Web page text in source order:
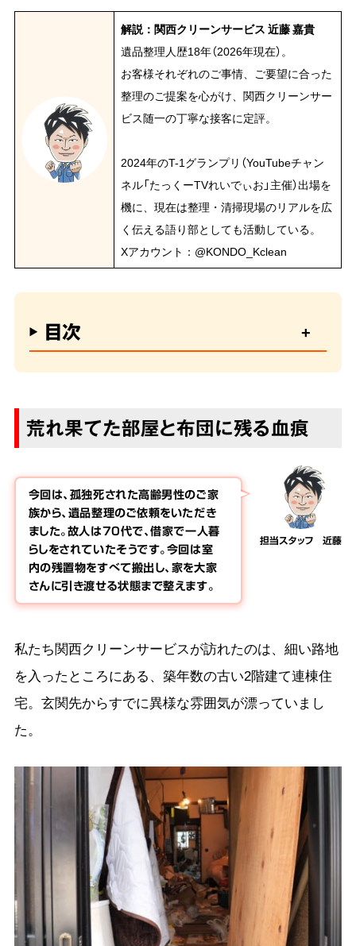
解説：関西クリーンサービス 近藤 嘉貴
遺品整理人歴18年（2026年現在）。
お客様それぞれのご事情、ご要望に合った
整理のご提案を心がけ、関西クリーンサー
ビス随一の丁寧な接客に定評。
2024年のT-1グランプリ（YouTubeチャン
ネル「たっくーTVれいでぃお」主催）出場を
機に、現在は整理・清掃現場のリアルを広
く伝える語り部としても活動している。
Xアカウント：@KONDO_Kclean
目次
荒れ果てた部屋と布団に残る血痕
担当スタッフ 近藤
今回は、孤独死された高齢男性のご家
族から、遺品整理のご依頼をいただき
ました。故人は70代で、借家で一人暮
らしをされていたそうです。今回は室
内の残置物をすべて搬出し、家を大家
さんに引き渡せる状態まで整えます。
私たち関西クリーンサービスが訪れたのは、細い路地
を入ったところにある、築年数の古い2階建て連棟住
宅。玄関先からすでに異様な雰囲気が漂っていまし
た。